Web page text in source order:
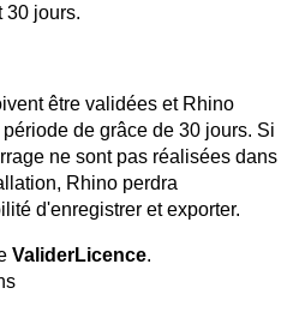
30 jours.
être validées et Rhino
de grâce de 30 jours. Si
ne sont pas réalisées dans
Rhino perdra
d'enregistrer et exporter.
ValiderLicence.